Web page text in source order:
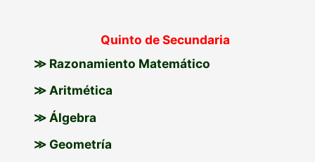
Quinto de Secundaria
≫ Razonamiento Matemático
≫ Aritmética
≫ Álgebra
≫ Geometría